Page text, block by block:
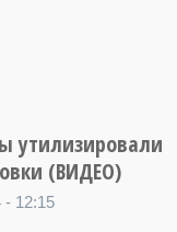
утилизировали
(ВИДЕО)
- 12:15